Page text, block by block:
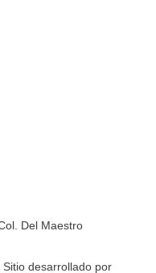
Del Maestro
desarrollado por